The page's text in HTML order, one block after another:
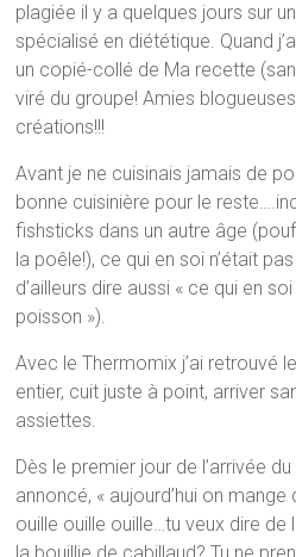
plagiée il y a quelques jours sur
spécialisé en diététique. Quand
un copié-collé de Ma recette
viré du groupe! Amies
créations!!!
Avant je ne cuisinais jamais de
bonne cuisinière pour le
fishsticks dans un autre âge
la poêle!), ce qui en soi n’était
d’ailleurs dire aussi « ce qui en
poisson »).
Avec le Thermomix j’ai retrouvé
entier, cuit juste à point, arriver
assiettes.
Dès le premier jour de l’arrivée
annoncé, « aujourd’hui on
ouille ouille ouille…tu veux dire de